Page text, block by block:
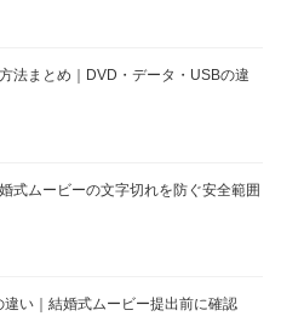
法まとめ｜DVD・データ・USBの違
式ムービーの文字切れを防ぐ安全範囲
い｜結婚式ムービー提出前に確認